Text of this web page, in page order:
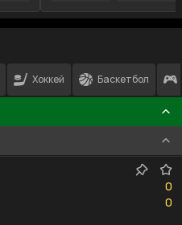
Хоккей Баскетбол
0
0
0
0